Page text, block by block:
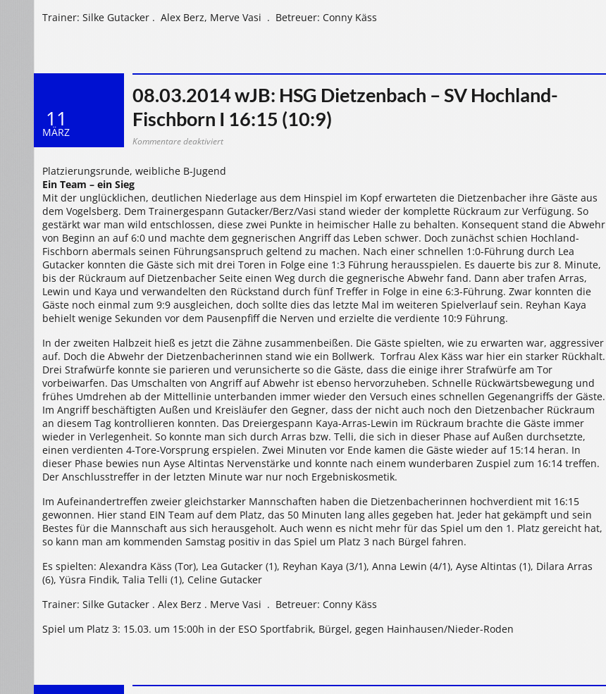
Trainer: Silke Gutacker . Alex Berz, Merve Vasi . Betreuer: Conny Käss
11
MÄRZ
08.03.2014 wJB: HSG Dietzenbach – SV Hochland-
Fischborn I 16:15 (10:9)
Kommentare deaktiviertfür
Dietzenbach
Hochland-
Fischborn
I
16:15
(10:9)
Platzierungsrunde, weibliche B-Jugend
Ein Team – ein Sieg
Mit der unglücklichen, deutlichen Niederlage aus dem Hinspiel im Kopf erwarteten die Dietzenbacher ihre Gäste aus
dem Vogelsberg. Dem Trainergespann Gutacker/Berz/Vasi stand wieder der komplette Rückraum zur Verfügung. So
gestärkt war man wild entschlossen, diese zwei Punkte in heimischer Halle zu behalten. Konsequent stand die Abwehr
von Beginn an auf 6:0 und machte dem gegnerischen Angriff das Leben schwer. Doch zunächst schien Hochland-
Fischborn abermals seinen Führungsanspruch geltend zu machen. Nach einer schnellen 1:0-Führung durch Lea
Gutacker konnten die Gäste sich mit drei Toren in Folge eine 1:3 Führung herausspielen. Es dauerte bis zur 8. Minute,
bis der Rückraum auf Dietzenbacher Seite einen Weg durch die gegnerische Abwehr fand. Dann aber trafen Arras,
Lewin und Kaya und verwandelten den Rückstand durch fünf Treffer in Folge in eine 6:3-Führung. Zwar konnten die
Gäste noch einmal zum 9:9 ausgleichen, doch sollte dies das letzte Mal im weiteren Spielverlauf sein. Reyhan Kaya
behielt wenige Sekunden vor dem Pausenpfiff die Nerven und erzielte die verdiente 10:9 Führung.
In der zweiten Halbzeit hieß es jetzt die Zähne zusammenbeißen. Die Gäste spielten, wie zu erwarten war, aggressiver
auf. Doch die Abwehr der Dietzenbacherinnen stand wie ein Bollwerk. Torfrau Alex Käss war hier ein starker Rückhalt.
Drei Strafwürfe konnte sie parieren und verunsicherte so die Gäste, dass die einige ihrer Strafwürfe am Tor
vorbeiwarfen. Das Umschalten von Angriff auf Abwehr ist ebenso hervorzuheben. Schnelle Rückwärtsbewegung und
frühes Umdrehen ab der Mittellinie unterbanden immer wieder den Versuch eines schnellen Gegenangriffs der Gäste.
Im Angriff beschäftigten Außen und Kreisläufer den Gegner, dass der nicht auch noch den Dietzenbacher Rückraum
an diesem Tag kontrollieren konnten. Das Dreiergespann Kaya-Arras-Lewin im Rückraum brachte die Gäste immer
wieder in Verlegenheit. So konnte man sich durch Arras bzw. Telli, die sich in dieser Phase auf Außen durchsetzte,
einen verdienten 4-Tore-Vorsprung erspielen. Zwei Minuten vor Ende kamen die Gäste wieder auf 15:14 heran. In
dieser Phase bewies nun Ayse Altintas Nervenstärke und konnte nach einem wunderbaren Zuspiel zum 16:14 treffen.
Der Anschlusstreffer in der letzten Minute war nur noch Ergebniskosmetik.
Im Aufeinandertreffen zweier gleichstarker Mannschaften haben die Dietzenbacherinnen hochverdient mit 16:15
gewonnen. Hier stand EIN Team auf dem Platz, das 50 Minuten lang alles gegeben hat. Jeder hat gekämpft und sein
Bestes für die Mannschaft aus sich herausgeholt. Auch wenn es nicht mehr für das Spiel um den 1. Platz gereicht hat,
so kann man am kommenden Samstag positiv in das Spiel um Platz 3 nach Bürgel fahren.
Es spielten: Alexandra Käss (Tor), Lea Gutacker (1), Reyhan Kaya (3/1), Anna Lewin (4/1), Ayse Altintas (1), Dilara Arras
(6), Yüsra Findik, Talia Telli (1), Celine Gutacker
Trainer: Silke Gutacker . Alex Berz . Merve Vasi . Betreuer: Conny Käss
Spiel um Platz 3: 15.03. um 15:00h in der ESO Sportfabrik, Bürgel, gegen Hainhausen/Nieder-Roden